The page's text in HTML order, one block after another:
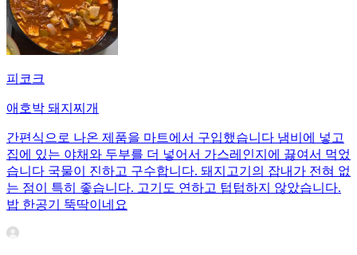
피코크
애호박 돼지찌개
간편식으로 나온 제품을 마트에서 구입했습니다 냄비에 넣고
집에 있는 야채와 두부를 더 넣어서 가스레인지에 끓여서 먹었
습니다 국물이 진하고 구수합니다. 돼지고기의 잡내가 전혀 없
는 점이 특히 좋습니다. 고기도 연하고 텁텁하지 않았습니다.
밥 한공기 뚝딱이네요